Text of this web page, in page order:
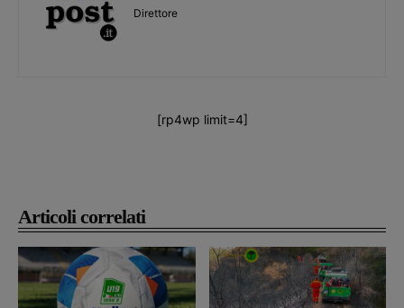
Articoli correlati
Direttore
[rp4wp limit=4]